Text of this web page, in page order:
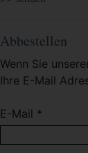
Abbestellen
Wenn Sie
Ihre E-Mail
E-Mail *